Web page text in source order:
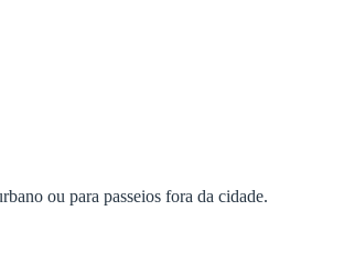
ou para passeios fora da cidade.